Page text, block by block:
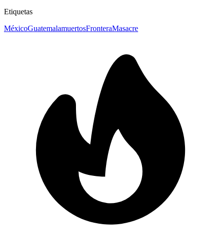
Etiquetas
MéxicoGuatemalamuertosFronteraMasacre